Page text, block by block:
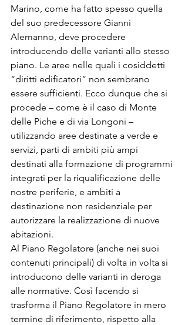
Marino, come ha fatto spesso quella
del suo predecessore Gianni
Alemanno, deve procedere
introducendo delle varianti allo stesso
piano. Le aree nelle quali i cosiddetti
“diritti edificatori” non sembrano
essere sufficienti. Ecco dunque che si
procede – come è il caso di Monte
delle Piche e di via Longoni –
utilizzando aree destinate a verde e
servizi, parti di ambiti più ampi
destinati alla formazione di programmi
integrati per la riqualificazione delle
nostre periferie, e ambiti a
destinazione non residenziale per
autorizzare la realizzazione di nuove
abitazioni.
Al Piano Regolatore (anche nei suoi
contenuti principali) di volta in volta si
introducono delle varianti in deroga
alle normative. Così facendo si
trasforma il Piano Regolatore in mero
termine di riferimento, rispetto alla